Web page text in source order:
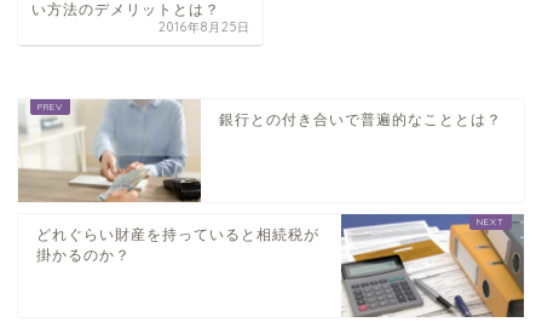
い方法のデメリットとは？
2016年8月25日
銀行との付き合いで普遍的なこととは？
どれぐらい財産を持っていると相続税が
掛かるのか？